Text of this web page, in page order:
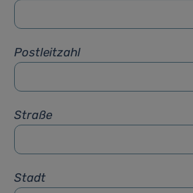
Postleitzahl
Straße
Stadt